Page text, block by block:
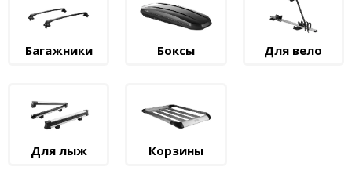
Багажники Боксы Для вело
Для лыж Корзины